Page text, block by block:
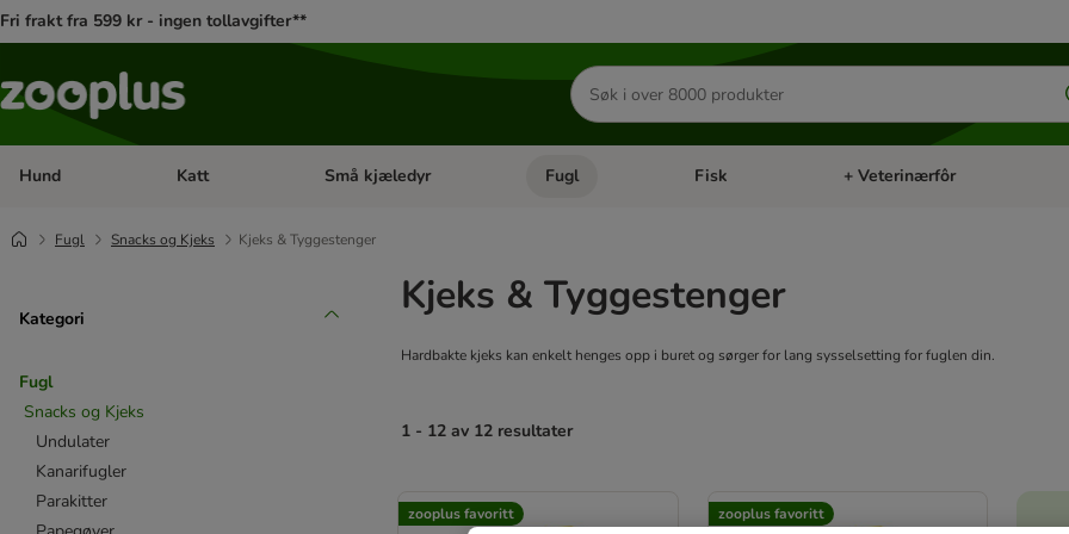
Fri frakt fra 599 kr - ingen tollavgifter**
Søk
etter
produkter
Hund Åpne kategorimeny: Hund
Katt Åpne kategorimeny: Katt
Små kjæledyr Åpne kategorimeny: Små kjæledyr
Fugl Åpne kategorimeny: Fugl
Fisk Åpne kategorimeny: Fisk
+ Veterinærfôr
Fugl Snacks og Kjeks Kjeks & Tyggestenger
Kategori
Fugl
Snacks og Kjeks
Undulater
Kanarifugler
Parakitter
Kjeks & Tyggestenger
Hardbakte kjeks kan enkelt henges opp i buret og sørger for lang sysselsetting for fuglen din.
1 - 12 av 12 resultater
zooplus favoritt zooplus favoritt